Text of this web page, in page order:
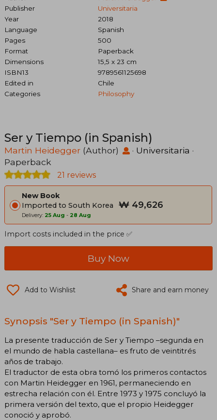
Publisher
Universitaria
Year
2018
Language
Spanish
Pages
500
Format
Paperback
Dimensions
15,5 x 23 cm
ISBN13
9789561125698
Edited in
Chile
Categories
Philosophy
Ser y Tiempo (in Spanish)
Martin Heidegger (Author) · Universitaria ·
Paperback
21 reviews
New Book
Imported to South Korea
Delivery: 25 Aug - 28 Aug
₩ 49,626
Import costs included in the price ✅
Buy Now
Add to Wishlist Share and earn money
Synopsis "Ser y Tiempo (in Spanish)"
La presente traducción de Ser y Tiempo –segunda en
el mundo de habla castellana– es fruto de veintitrés
años de trabajo.
El traductor de esta obra tomó los primeros contactos
con Martin Heidegger en 1961, permaneciendo en
estrecha relación con él. Entre 1973 y 1975 concluyó la
primera versión del texto, que el propio Heidegger
conoció y aprobó.